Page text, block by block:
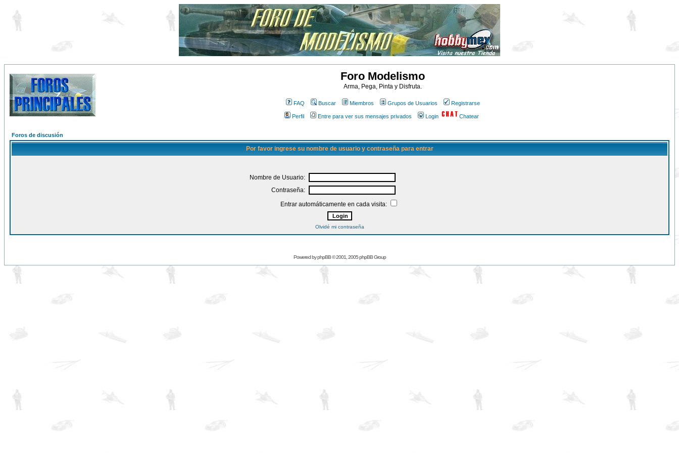
Foro Modelismo
Arma, Pega, Pinta y Disfruta.
FAQ Buscar Miembros Grupos de Usuarios Registrarse
Perfil Entre para ver sus mensajes privados Login Chatear
Foros de discusión
Por favor ingrese su nombre de usuario y contraseña para entrar
Nombre de Usuario:
Contraseña:
Entrar automáticamente en cada visita:
Olvidé mi contraseña
Powered byphpBB© 2001, 2005 phpBB Group